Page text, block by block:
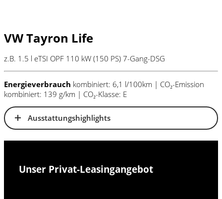
VW Tayron Life
z.B. 1.5 l eTSI OPF 110 kW (150 PS) 7-Gang-DSG
Energieverbrauch kombiniert: 6,1 l/100km | CO₂-Emission
kombiniert: 139 g/km | CO₂-Klasse: E
Ausstattungshighlights
Unser Privat-Leasingangebot